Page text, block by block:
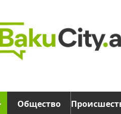
Общество